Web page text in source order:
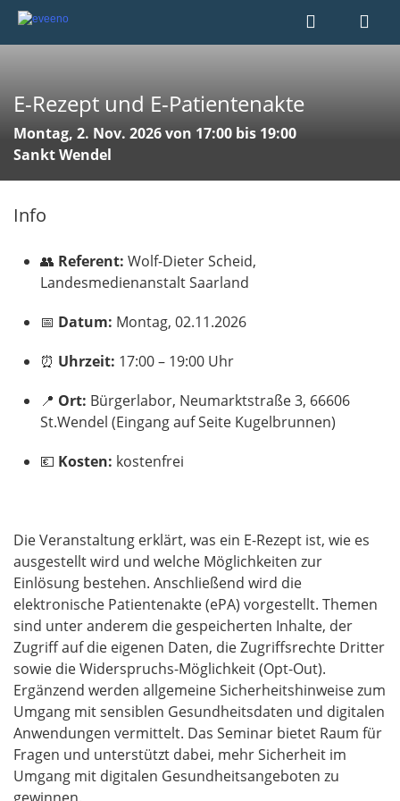
E-Rezept und E-Patientenakte
Montag, 2. Nov. 2026 von 17:00 bis 19:00
Sankt Wendel
Info
👥 Referent: Wolf-Dieter Scheid,
Landesmedienanstalt Saarland
📅 Datum: Montag, 02.11.2026
⏰ Uhrzeit: 17:00 – 19:00 Uhr
📍 Ort: Bürgerlabor, Neumarktstraße 3, 66606
St.Wendel (Eingang auf Seite Kugelbrunnen)
💶 Kosten: kostenfrei
Die Veranstaltung erklärt, was ein E-Rezept ist, wie es
ausgestellt wird und welche Möglichkeiten zur
Einlösung bestehen. Anschließend wird die
elektronische Patientenakte (ePA) vorgestellt. Themen
sind unter anderem die gespeicherten Inhalte, der
Zugriff auf die eigenen Daten, die Zugriffsrechte Dritter
sowie die Widerspruchs-Möglichkeit (Opt-Out).
Ergänzend werden allgemeine Sicherheitshinweise zum
Umgang mit sensiblen Gesundheitsdaten und digitalen
Anwendungen vermittelt. Das Seminar bietet Raum für
Fragen und unterstützt dabei, mehr Sicherheit im
Umgang mit digitalen Gesundheitsangeboten zu
gewinnen.